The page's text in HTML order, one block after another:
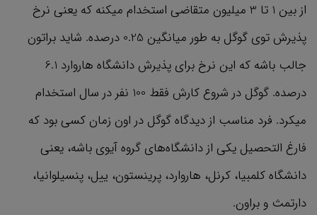
از بین 1 تا 3 میلیون متقاضی استخدام میکنه که یعنی نرخ
پذیرش توی گوگل به طور میانگین 0.25 درصده. شاید براتون
جالب باشه که این نرخ برای پذیرش دانشگاه‌ هاروارد 6.1
درصده. گوگل در شروع کارش فقط 100 نفر در سال استخدام
میکرد. فرد مناسب از دیدگاه گوگل در اون زمان کسی بود که
فارغ التحصیل یکی از دانشگاه‌های گروه آیوی باشه، یعنی
دانشگاه کلمبیا، کرنل، هاروارد، پرینستون، ییل، پنسیلوانیا،
دارتمث و براون.